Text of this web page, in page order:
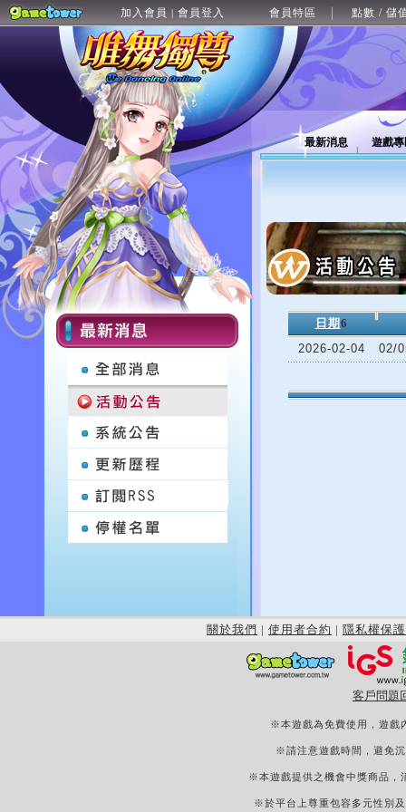
加入會員 | 會員登入 會員特區 點數 / 儲
最新消息 遊戲
日期 6
2026-02-04
02/
關於我們 | 使用者合約 | 隱私權保護
客戶問題
※本遊戲為免費使用，遊戲
※請注意遊戲時間，避免
※本遊戲提供之機會中獎商品，
※於平台上尊重包容多元性別